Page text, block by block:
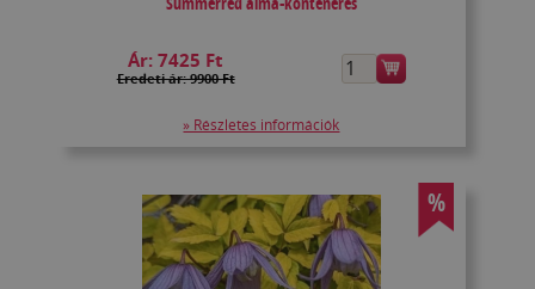
Ár:7425 Ft
Eredeti ár: 9900 Ft
» Részletes információk
%